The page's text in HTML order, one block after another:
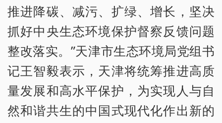
推进降碳、减污、扩绿、增长，坚决
抓好中央生态环境保护督察反馈问题
整改落实。”天津市生态环境局党组书
记王智毅表示，天津将统筹推进高质
量发展和高水平保护，为实现人与自
然和谐共生的中国式现代化作出新的